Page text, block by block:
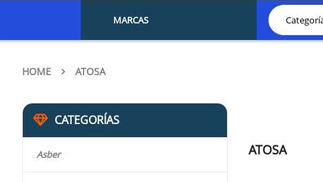
MARCAS
HOME ATOSA
CATEGORÍAS
Asber ATOSA